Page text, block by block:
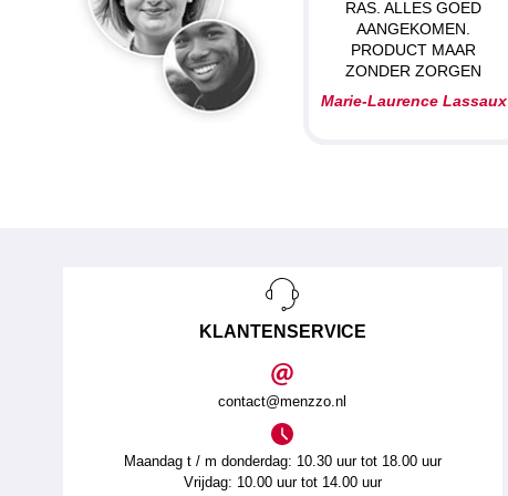
RAS. ALLES GOED
AANGEKOMEN.
PRODUCT MAAR
ZONDER ZORGEN
Marie-Laurence Lassaux
KLANTENSERVICE
contact@menzzo.nl
Maandag t / m donderdag: 10.30 uur tot 18.00 uur
Vrijdag: 10.00 uur tot 14.00 uur